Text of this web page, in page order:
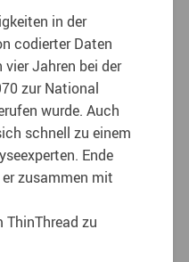
in der
codierter Daten
Jahren bei der
zur National
wurde. Auch
schnell zu einem
Ende
zusammen mit
ThinThread zu